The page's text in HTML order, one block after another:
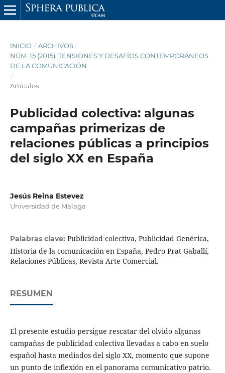
INICIO / ARCHIVOS /
NÚM. 15 (2015): TENSIONES Y DESAFÍOS CONTEMPORÁNEOS
DE LA COMUNICACIÓN
/
Artículos
Publicidad colectiva: algunas
campañas primerizas de
relaciones públicas a principios
del siglo XX en España
Jesús Reina Estevez
Universidad de Malaga
Palabras clave: Publicidad colectiva, Publicidad Genérica,
Historia de la comunicación en España, Pedro Prat Gaballí,
Relaciones Públicas, Revista Arte Comercial.
RESUMEN
El presente estudio persigue rescatar del olvido algunas
campañas de publicidad colectiva llevadas a cabo en suelo
español hasta mediados del siglo XX, momento que supone
un punto de inflexión en el panorama comunicativo patrio.